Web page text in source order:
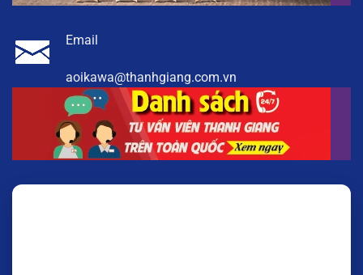
Email
aoikawa@thanhgiang.com.vn